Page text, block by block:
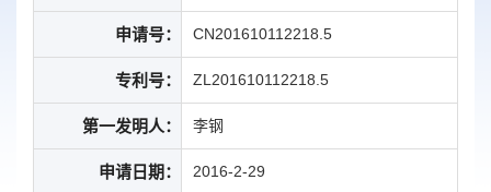
申请号： CN201610112218.5
专利号： ZL201610112218.5
第一发明人： 李钢
申请日期： 2016-2-29